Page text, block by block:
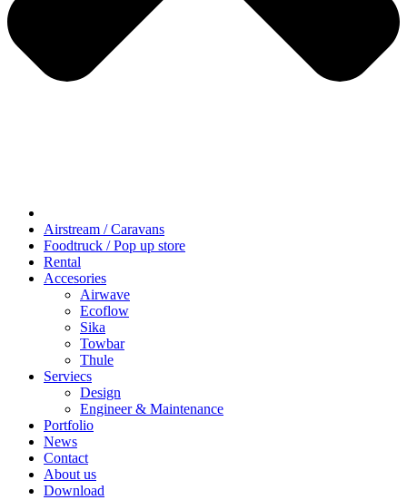
Airstream / Caravans
Foodtruck / Pop up store
Rental
Accesories
Airwave
Ecoflow
Sika
Towbar
Thule
Serviecs
Design
Engineer & Maintenance
Portfolio
News
Contact
About us
Download